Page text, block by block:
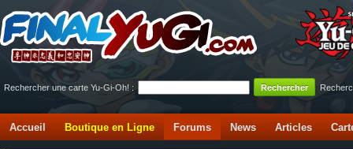
Rechercher une carte Yu-Gi-Oh! :
Accueil Boutique en Ligne Forums News Articles